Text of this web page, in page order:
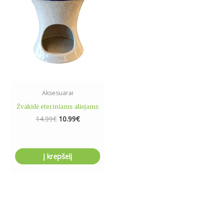
Aksesuarai
Žvakidė eteriniams aliejams
14.99€ 10.99€
Į krepšelį